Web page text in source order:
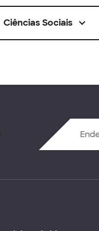
Ciências Sociais